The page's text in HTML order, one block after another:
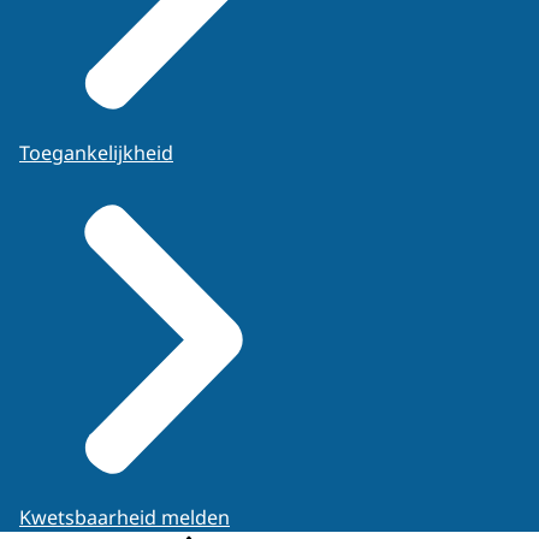
Toegankelijkheid
Kwetsbaarheid melden